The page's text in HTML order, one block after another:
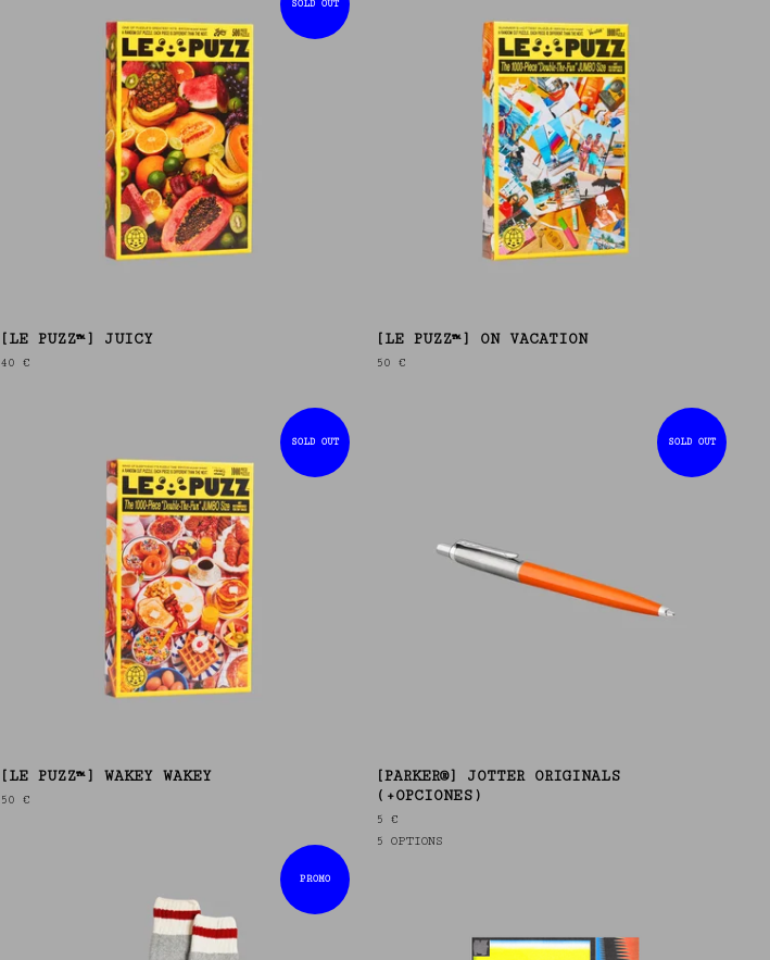
SOLD OUT
[LE PUZZ™] JUICY
40 €
[LE PUZZ™] ON VACATION
50€
SOLD OUT
[LE PUZZ™] WAKEY WAKEY
50 €
SOLD OUT
[PARKER®] JOTTER ORIGINALS
(+OPCIONES)
5€
5 OPTIONS
PROMO